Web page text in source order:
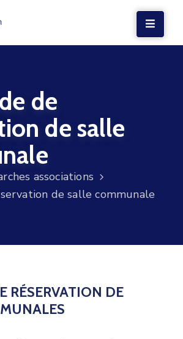
de
de salle
associations
de salle communale
RÉSERVATION DE